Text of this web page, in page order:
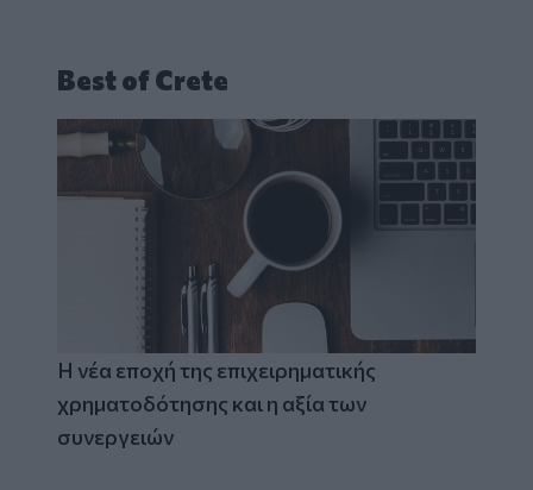
Best of Crete
Η νέα εποχή της επιχειρηματικής
χρηματοδότησης και η αξία των
συνεργειών